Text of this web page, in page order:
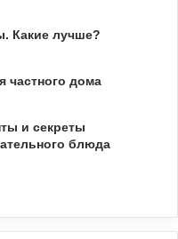
Какие лучше?
частного дома
и секреты
блюда